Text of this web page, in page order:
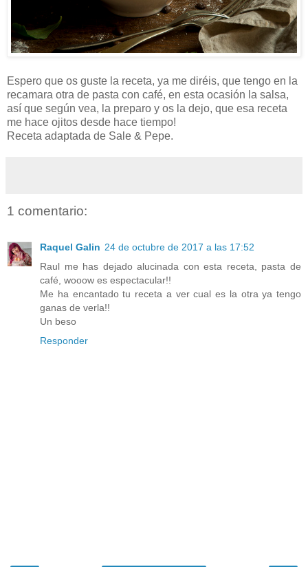
Espero que os guste la receta, ya me diréis, que tengo en la
recamara otra de pasta con café, en esta ocasión la salsa,
así que según vea, la preparo y os la dejo, que esa receta
me hace ojitos desde hace tiempo!
Receta adaptada de Sale & Pepe.
1 comentario:
Raquel Galin 24 de octubre de 2017 a las 17:52
Raul me has dejado alucinada con esta receta, pasta de
café, wooow es espectacular!!
Me ha encantado tu receta a ver cual es la otra ya tengo
ganas de verla!!
Un beso
Responder